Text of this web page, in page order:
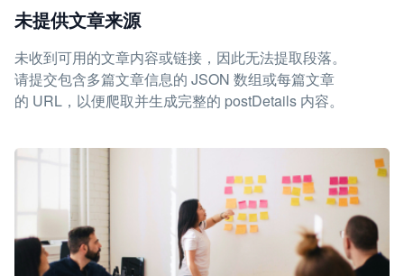
未提供文章来源
未收到可用的文章内容或链接，因此无法提取段落。
请提交包含多篇文章信息的 JSON 数组或每篇文章
的 URL，以便爬取并生成完整的 postDetails 内容。